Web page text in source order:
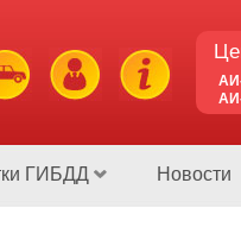
ГИБДД Новости